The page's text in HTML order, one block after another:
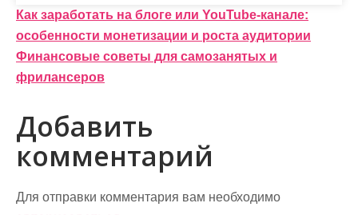
Н
а
в
и
г
а
ц
Как заработать на блоге или YouTube-канале:
особенности монетизации и роста аудитории
Финансовые советы для самозанятых и
фрилансеров
Добавить
комментарий
Для отправки комментария вам необходимо